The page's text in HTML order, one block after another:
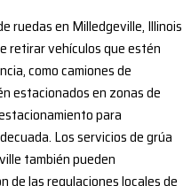
ruedas en Milledgeville, Illinois
retirar vehículos que estén
como camiones de
estacionados en zonas de
para
Los servicios de grúa
también pueden
de las regulaciones locales de